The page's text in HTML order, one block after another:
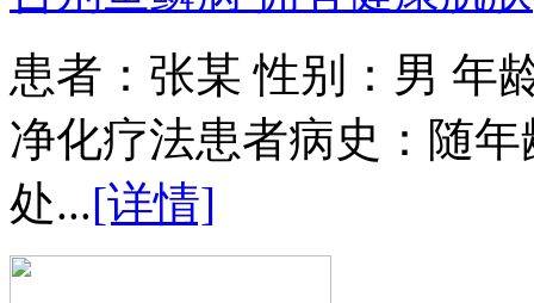
患者：张某 性别：男 年
净化疗法患者病史：随
处...[详情]